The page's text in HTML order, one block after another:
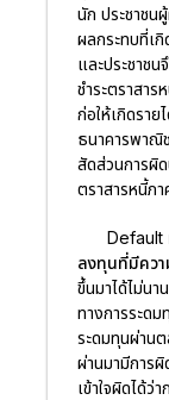
นัก ประชาชน
ผลกระทบที่เ
และประชาช
ชำระตราสา
ก่อให้เกิดรา
ธนาคารพาณิ
สัดส่วนการผิ
ตราสารหนี้ภ
Default
ลงทุนที่มีควา
ขึ้นมาได้ไม่นา
ทางการระด
ระดมทุนผ่าน
ผ่านมามีการ
เข้าใจผิดได้ว่